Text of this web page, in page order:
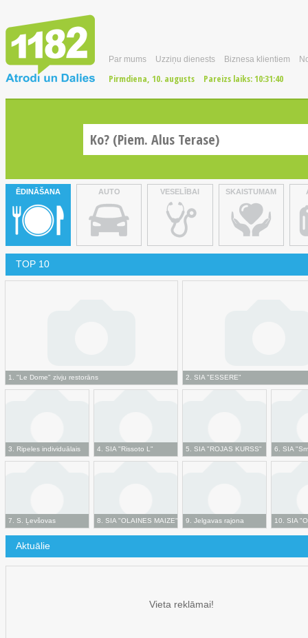
Par mums Uzziņu dienests Biznesa klientiem
Pirmdiena, 10. augusts Pareizs laiks: 10:31:41
ĒDINĀŠANA AUTO VESELĪBAI SKAISTUMAM
TOP 10
1 "Le Dome" zivju restorāns 2 SIA "ESSERE"
3
Ripeles individuālais
uzņēmums
4 SIA "Rissoto L" 5 SIA "ROJAS KURSS" 6 SIA
7
S. Ļevšovas
individuālais uzņēmums
"S.L."
8 SIA "OLAINES MAIZE" 9
Jelgavas rajona
Upneres individuālais
10 SIA
Aktuālie
Vieta reklāmai!